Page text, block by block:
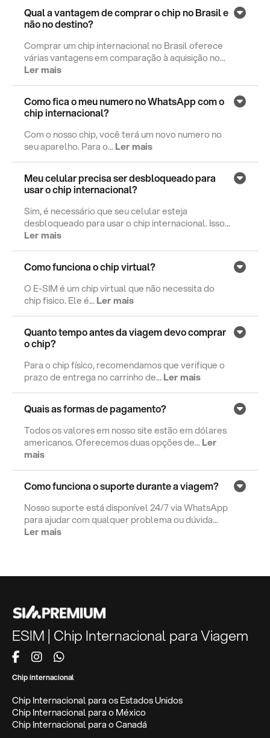
Qual a vantagem de comprar o chip no Brasil e
não no destino?
Comprar um chip internacional no Brasil oferece
várias vantagens em comparação à aquisição no...
Ler mais
Como fica o meu numero no WhatsApp com o
chip internacional?
Com o nosso chip, você terá um novo numero no
seu aparelho. Para o...Ler mais
Meu celular precisa ser desbloqueado para
usar o chip internacional?
Sim, é necessário que seu celular esteja
desbloqueado para usar o chip internacional. Isso...
Ler mais
Como funciona o chip virtual?
O E-SIM é um chip virtual que não necessita do
chip fisico. Ele é...Ler mais
Quanto tempo antes da viagem devo comprar
o chip?
Para o chip físico, recomendamos que verifique o
prazo de entrega no carrinho de...Ler mais
Quais as formas de pagamento?
Todos os valores em nosso site estão em dólares
americanos. Oferecemos duas opções de...Ler
mais
Como funciona o suporte durante a viagem?
Nosso suporte está disponível 24/7 via WhatsApp
para ajudar com qualquer problema ou dúvida...
Ler mais
ESIM | Chip Internacional para Viagem
Chip internacional
Chip Internacional para os Estados Unidos
Chip Internacional para o México
Chip Internacional para o Canadá